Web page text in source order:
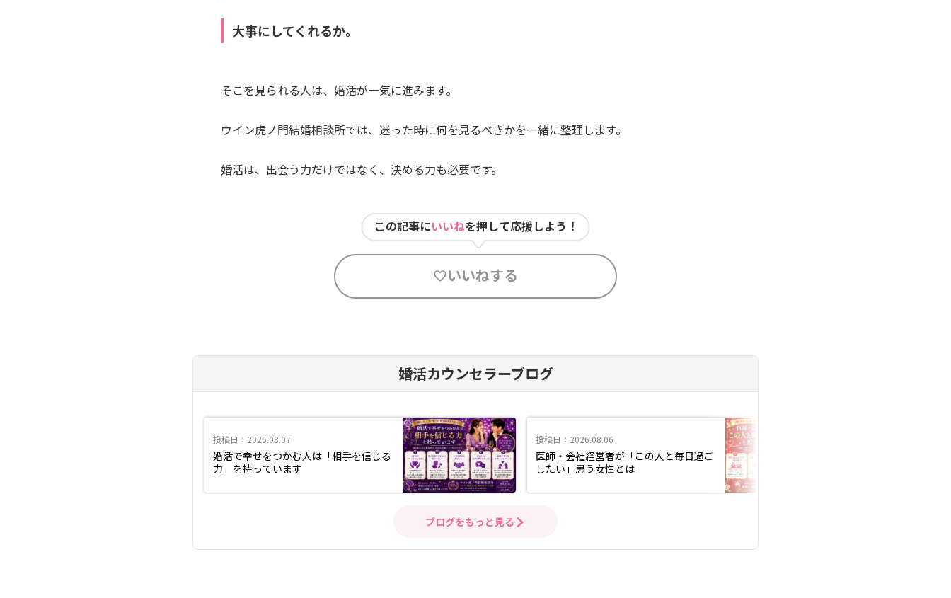
大事にしてくれるか。
そこを見られる人は、婚活が一気に進みます。
ウイン虎ノ門結婚相談所では、迷った時に何を見るべきかを一緒に整理します。
婚活は、出会う力だけではなく、決める力も必要です。
この記事にいいねを押して応援しよう！
いいねする
婚活カウンセラーブログ
投稿日：2026.08.07
婚活で幸せをつかむ人は「相手を信じる
力」を持っています
投稿日：2026.08.06
医師・会社経営者が「この人と毎日過ご
したい」思う女性とは
ブログをもっと見る